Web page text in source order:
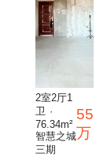
2室2厅1
卫 ·
76.34m²
智慧之城
三期
55
万